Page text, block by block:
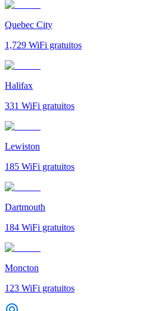
Quebec City
1,729 WiFi gratuitos
Halifax
331 WiFi gratuitos
Lewiston
185 WiFi gratuitos
Dartmouth
184 WiFi gratuitos
Moncton
123 WiFi gratuitos